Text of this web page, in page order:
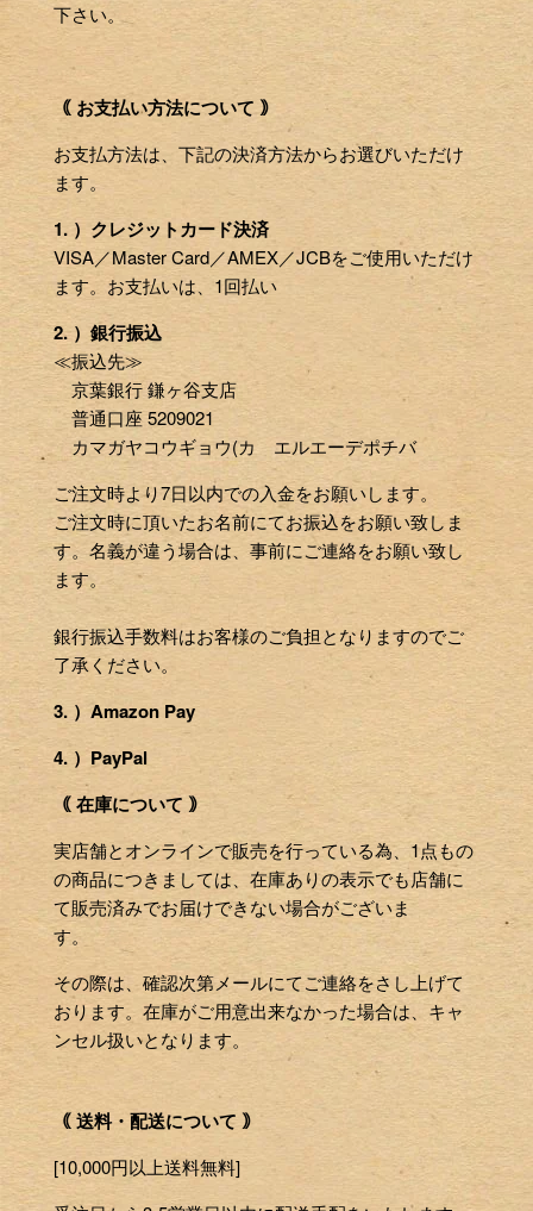
下さい。
｟ お支払い方法について ｠
お支払方法は、下記の決済方法からお選びいただけ
ます。
1. ）クレジットカード決済
VISA／Master Card／AMEX／JCBをご使用いただけ
ます。お支払いは、1回払い
2. ）銀行振込
≪振込先≫
京葉銀行 鎌ヶ谷支店
普通口座 5209021
カマガヤコウギョウ(カ エルエーデポチバ
ご注文時より7日以内での入金をお願いします。
ご注文時に頂いたお名前にてお振込をお願い致しま
す。名義が違う場合は、事前にご連絡をお願い致し
ます。
銀行振込手数料はお客様のご負担となりますのでご
了承ください。
3. ）Amazon Pay
4. ）PayPal
｟ 在庫について ｠
実店舗とオンラインで販売を行っている為、1点もの
の商品につきましては、在庫ありの表示でも店舗に
て販売済みでお届けできない場合がございま
す。
その際は、確認次第メールにてご連絡をさし上げて
おります。在庫がご用意出来なかった場合は、キャ
ンセル扱いとなります。
｟ 送料・配送について ｠
[10,000円以上送料無料]